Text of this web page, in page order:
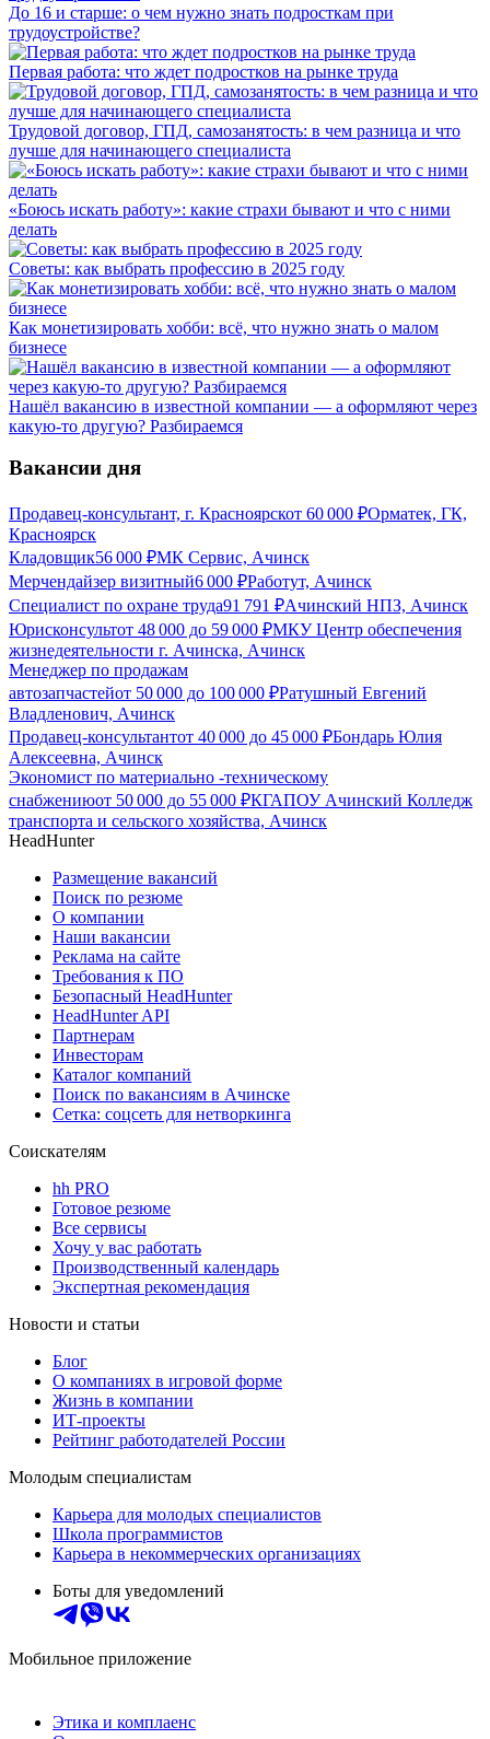
До 16 и старше: о чем нужно знать подросткам при
трудоустройстве?
Первая работа: что ждет подростков на рынке труда
Трудовой договор, ГПД, самозанятость: в чем разница и что
лучше для начинающего специалиста
«Боюсь искать работу»: какие страхи бывают и что с ними
делать
Советы: как выбрать профессию в 2025 году
Как монетизировать хобби: всё, что нужно знать о малом
бизнесе
Нашёл вакансию в известной компании — а оформляют через
какую-то другую? Разбираемся
Вакансии дня
Продавец-консультант, г. Красноярскот 60 000 ₽Орматек, ГК,
Красноярск
Кладовщик56 000 ₽МК Сервис, Ачинск
Мерчендайзер визитный6 000 ₽Работут, Ачинск
Специалист по охране труда91 791 ₽Ачинский НПЗ, Ачинск
Юрисконсультот 48 000 до 59 000 ₽МКУ Центр обеспечения
жизнедеятельности г. Ачинска, Ачинск
Менеджер по продажам
автозапчастейот 50 000 до 100 000 ₽Ратушный Евгений
Владленович, Ачинск
Продавец-консультантот 40 000 до 45 000 ₽Бондарь Юлия
Алексеевна, Ачинск
Экономист по материально -техническому
снабжениюот 50 000 до 55 000 ₽КГАПОУ Ачинский Колледж
транспорта и сельского хозяйства, Ачинск
HeadHunter
Размещение вакансий
Поиск по резюме
О компании
Наши вакансии
Реклама на сайте
Требования к ПО
Безопасный HeadHunter
HeadHunter API
Партнерам
Инвесторам
Каталог компаний
Поиск по вакансиям в Ачинске
Сетка: соцсеть для нетворкинга
Соискателям
hh PRO
Готовое резюме
Все сервисы
Хочу у вас работать
Производственный календарь
Экспертная рекомендация
Новости и статьи
Блог
О компаниях в игровой форме
Жизнь в компании
ИТ-проекты
Рейтинг работодателей России
Молодым специалистам
Карьера для молодых специалистов
Школа программистов
Карьера в некоммерческих организациях
Боты для уведомлений
Мобильное приложение
Этика и комплаенс